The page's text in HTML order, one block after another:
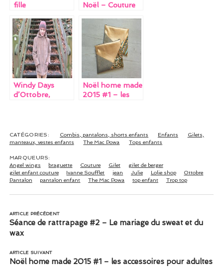
fille
Noël – Couture
Windy Days
d’Ottobre,
Noël home made
2015 #1 – les
CATÉGORIES: Combis, pantalons, shorts enfants Enfants
Gilets,
manteaux, vestes enfants
The Mac Powa Tops enfants
MARQUEURS:
Angel wings
braguette Couture Gilet
gilet de berger
gilet enfant couture
Ivanne Soufflet jean Julie Lolie shop
Ottobre
Pantalon
pantalon enfant The Mac Powa top enfant Trop top
ARTICLE PRÉCÉDENT
Séance de rattrapage #2 – Le mariage du sweat et du
wax
ARTICLE SUIVANT
Noël home made 2015 #1 – les accessoires pour adultes